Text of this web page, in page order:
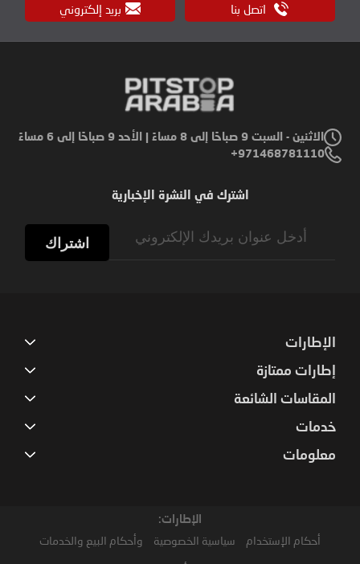
اتصل بنا بريد إلكتروني
الاثنين - السبت 9 صباحًا إلى 8 مساءً | الأحد 9 صباحًا إلى 6 مساءً
971468781110+
اشترك في النشرة الإخبارية
اشتراك
الإطارات
إطارات ممتازة
المقاسات الشائعة
خدمات
معلومات
الإطارات:
أحكام الإستخدام سياسية الخصوصية وأحكام البيع والخدمات